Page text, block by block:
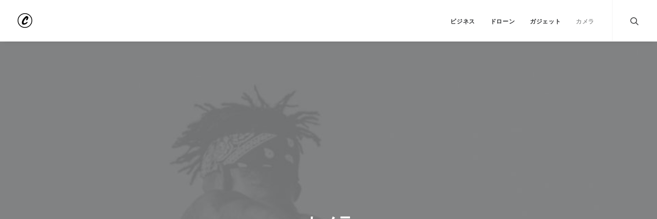
ビジネス ドローン ガジェット カメラ